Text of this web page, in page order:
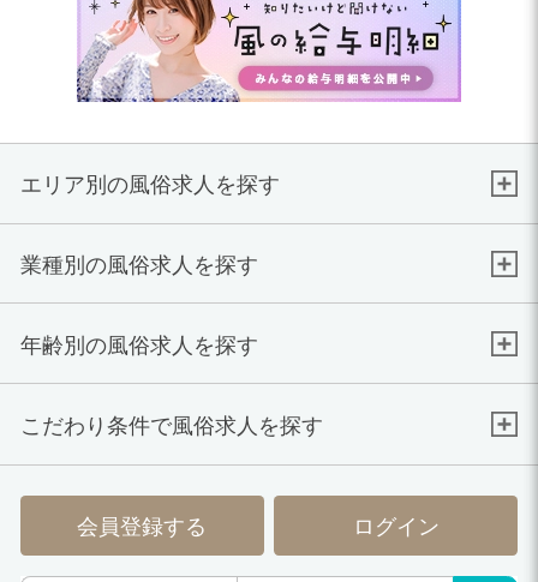
エリア別の風俗求人を探す
業種別の風俗求人を探す
年齢別の風俗求人を探す
こだわり条件で風俗求人を探す
会員登録する ログイン